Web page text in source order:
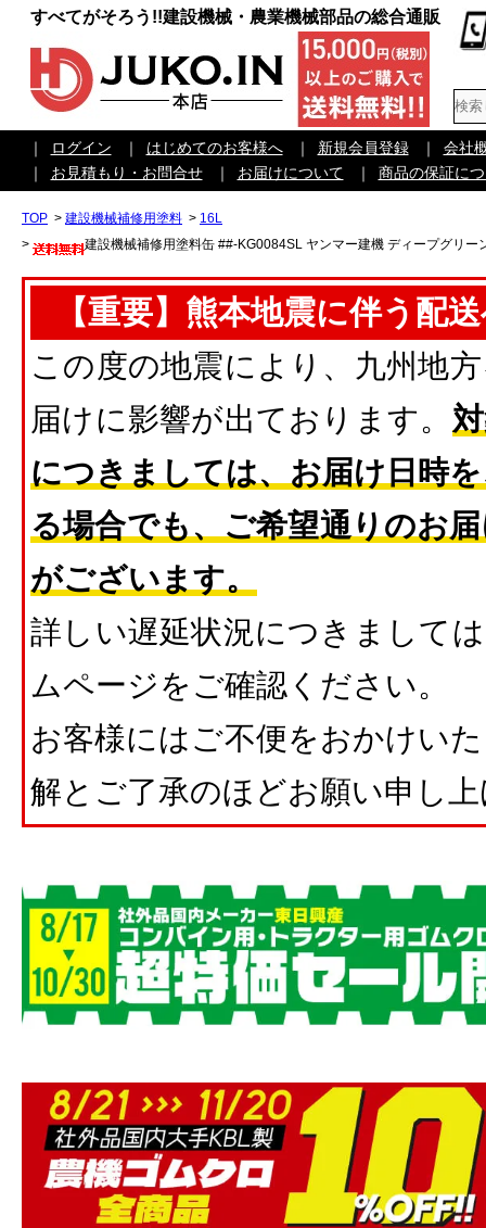
すべてがそろう!!建設機械・農業機械部品の総合通販
｜ ログイン ｜ はじめてのお客様へ ｜ 新規会員登録 ｜
会社
｜
お見積もり・お問合せ ｜ お届けについて ｜ 商品の保証に
TOP > 建設機械補修用塗料 > 16L
>
建設機械補修用塗料缶 ##-KG0084SL ヤンマー建機 ディープグリ
【重要】熊本地震に伴う配
この度の地震により、九州地
届けに影響が出ております。
につきましては、お届け日時
る場合でも、ご希望通りのお
がございます。
詳しい遅延状況につきまして
ムページをご確認ください。
お客様にはご不便をおかけい
解とご了承のほどお願い申し